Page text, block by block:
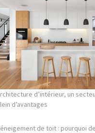
d’intérieur, un
d’avantages
de toit : pourquoi